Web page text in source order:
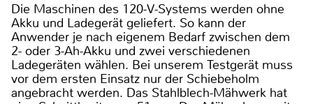
Die Maschinen des 120-V-Systems werden ohne
Akku und Ladegerät geliefert. So kann der
Anwender je nach eigenem Bedarf zwischen dem
2- oder 3-Ah-Akku und zwei verschiedenen
Ladegeräten wählen. Bei unserem Testgerät muss
vor dem ersten Einsatz nur der Schiebeholm
angebracht werden. Das Stahlblech-Mähwerk hat